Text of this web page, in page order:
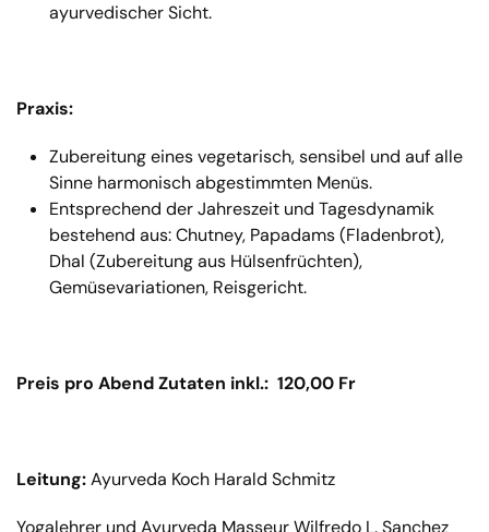
ayurvedischer Sicht.
Praxis:
Zubereitung eines vegetarisch, sensibel und auf alle
Sinne harmonisch abgestimmten Menüs.
Entsprechend der Jahreszeit und Tagesdynamik
bestehend aus: Chutney, Papadams (Fladenbrot),
Dhal (Zubereitung aus Hülsenfrüchten),
Gemüsevariationen, Reisgericht.
Preis pro Abend Zutaten inkl.: 120,00 Fr
Leitung:Ayurveda Koch Harald Schmitz
Yogalehrer und Ayurveda Masseur Wilfredo L. Sanchez